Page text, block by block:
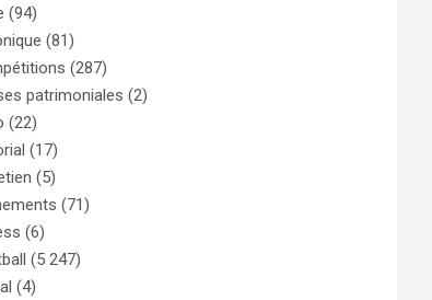
(94)
(81)
(287)
patrimoniales (2)
(22)
(17)
(5)
(71)
(6)
(5 247)
(4)